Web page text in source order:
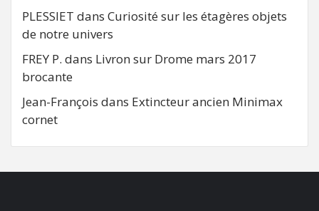
PLESSIET dans Curiosité sur les étagères objets
de notre univers
FREY P. dans Livron sur Drome mars 2017
brocante
Jean-François dans Extincteur ancien Minimax
cornet